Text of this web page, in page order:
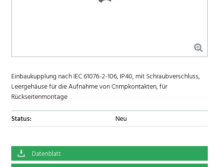
Einbaukupplung nach IEC 61076-2-106, IP40, mit Schraubverschluss,
Leergehäuse für die Aufnahme von Crimpkontakten, für
Rückseitenmontage
Status: Neu
Datenblatt